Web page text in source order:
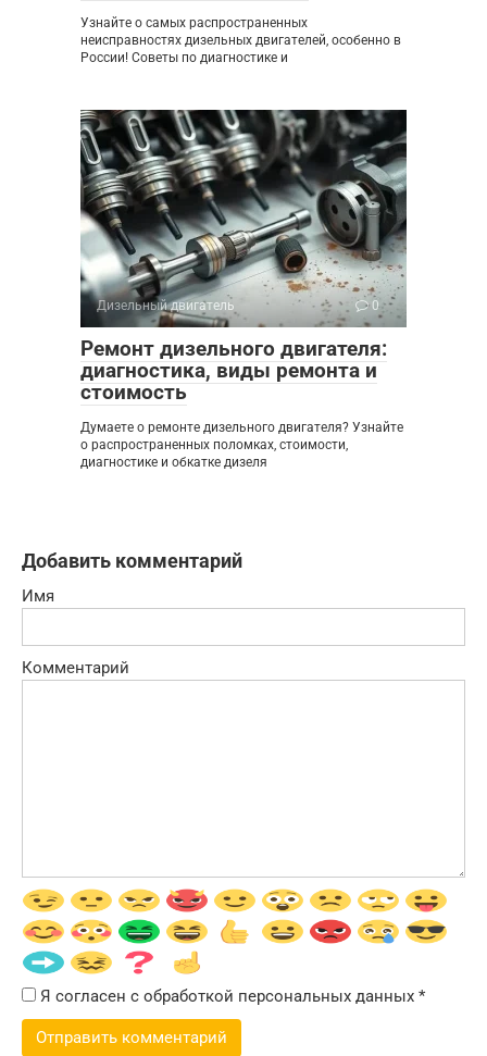
Узнайте о самых распространенных
неисправностях дизельных двигателей, особенно в
России! Советы по диагностике и
Дизельный двигатель 0
Ремонт дизельного двигателя:
диагностика, виды ремонта и
стоимость
Думаете о ремонте дизельного двигателя? Узнайте
о распространенных поломках, стоимости,
диагностике и обкатке дизеля
Добавить комментарий
Имя
Комментарий
Я согласен с обработкой персональных данных *